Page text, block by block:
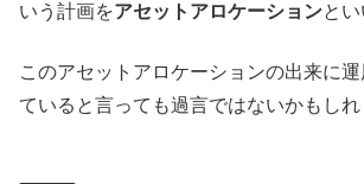
いう計画をアセットアロケーションとい
このアセットアロケーションの出来に
ていると言っても過言ではないかもしれ